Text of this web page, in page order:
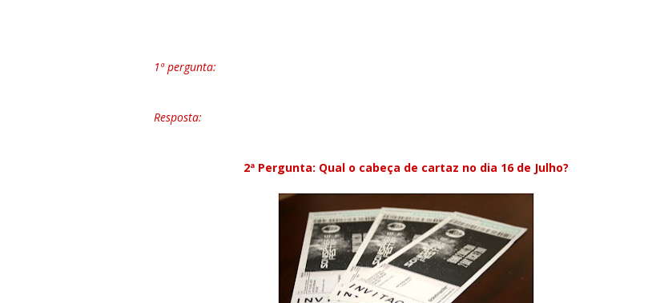
1ª pergunta:
Resposta:
2ª Pergunta: Qual o cabeça de cartaz no dia 16 de Julho?